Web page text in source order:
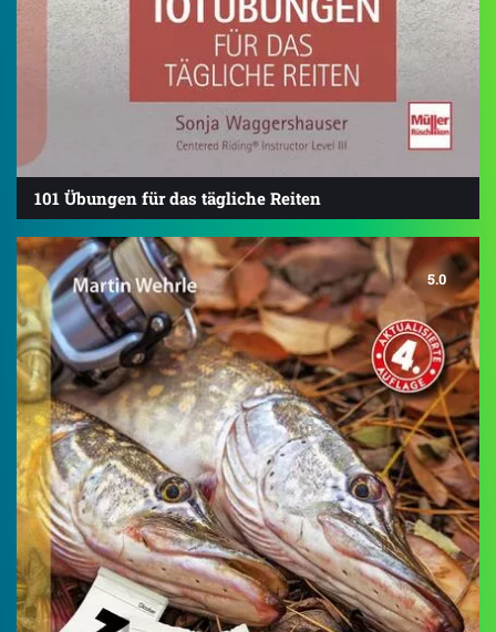
101 Übungen für das tägliche Reiten
5.0